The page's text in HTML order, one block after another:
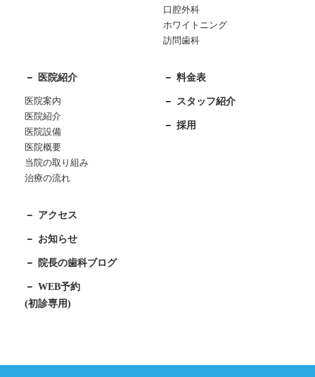
口腔外科
ホワイトニング
訪問歯科
医院紹介
医院案内
医院紹介
医院設備
医院概要
当院の取り組み
治療の流れ
料金表
スタッフ紹介
採用
アクセス
お知らせ
院長の歯科ブログ
WEB予約
(初診専用)